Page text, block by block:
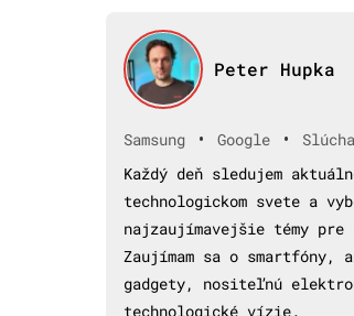
Peter Hupka
Samsung • Google •
Každý deň sledujem
technologickom svete a
najzaujímavejšie témy pre
Zaujímam sa o smartfóny,
gadgety, nositeľnú
technologické vízie.